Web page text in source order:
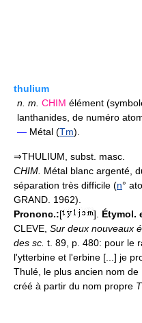
thulium
n. m. CHIM élément
lanthanides, de numéro
— Métal (Tm).
⇒THULIUM, subst. masc.
CHIM. Métal blanc argenté,
séparation très difficile (n°
GRAND. 1962).
Prononc.:[ ]. Étymol.
CLEVE, Sur deux nouveaux
des sc. t. 89, p. 480: pour le
l'ytterbine et l'erbine [...] je
Thulé, le plus ancien nom de
créé à partir du nom propre